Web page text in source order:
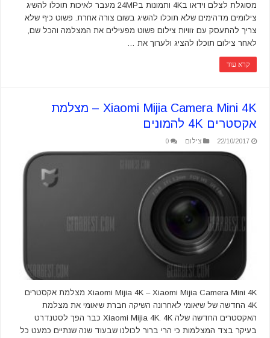
מסוגלת לצלם וידאו ב4K ותמונות ב24MP מעבר לאיכות תוכלו להשיג
צילומים מדהימים שלא תוכלו להשיג בשום צורה אחרת. פשוט כיף שלא
צריך להתעסק עם זוויות צילום פשוט מפעילים את המצלמה והכל שם,
לאחר צילום תוכלו להציג ולערוך את …
קרא עוד
Xiaomi Mijia Camera Mini 4K – מצלמת
אקסטרים 4K להמונים
22/10/2017 צילום 0
Xiaomi Mijia 4K – Xiaomi Mijia Camera Mini 4K מצלמת אקסטרים
4K החדשה של שיאומי לאחרונה השיקה חברת שיאומי את מצלמת
האקסטרים החדשה שלה Xiaomi Mijia 4K. 4K כבר הפך לסטנדרט
בעיקר בצד המצלמות כי הרי ברור לכולנו שבעוד שנה שנתיים כמעט כל